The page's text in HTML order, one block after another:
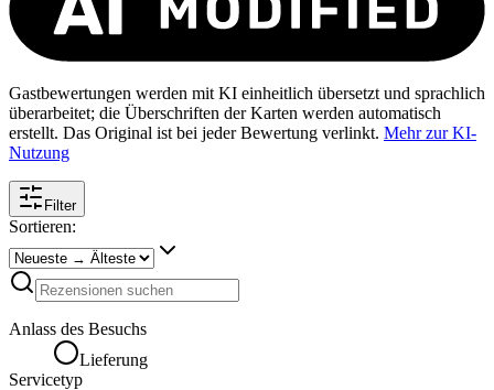
Gastbewertungen werden mit KI einheitlich übersetzt und sprachlich
überarbeitet; die Überschriften der Karten werden automatisch
erstellt. Das Original ist bei jeder Bewertung verlinkt. Mehr zur KI-
Nutzung
Filter
Sortieren:
Anlass des Besuchs
Lieferung
Servicetyp